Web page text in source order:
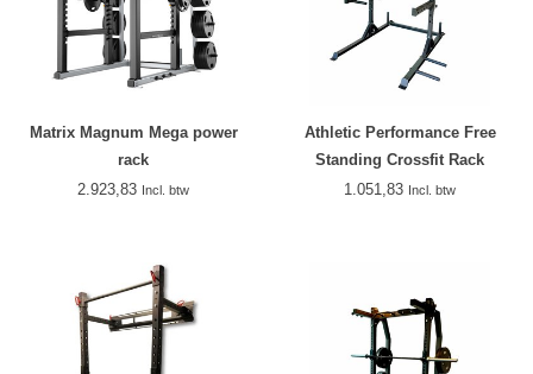
Matrix Magnum Mega power
rack
2.923,83 Incl. btw
Athletic Performance Free
Standing Crossfit Rack
1.051,83 Incl. btw